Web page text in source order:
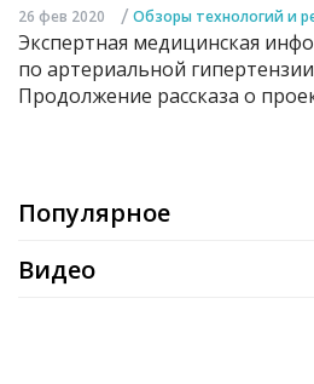
26 фев 2020 / Обзоры технологий и
Экспертная медицинская
по артериальной
Продолжение рассказа о
Популярное
Видео